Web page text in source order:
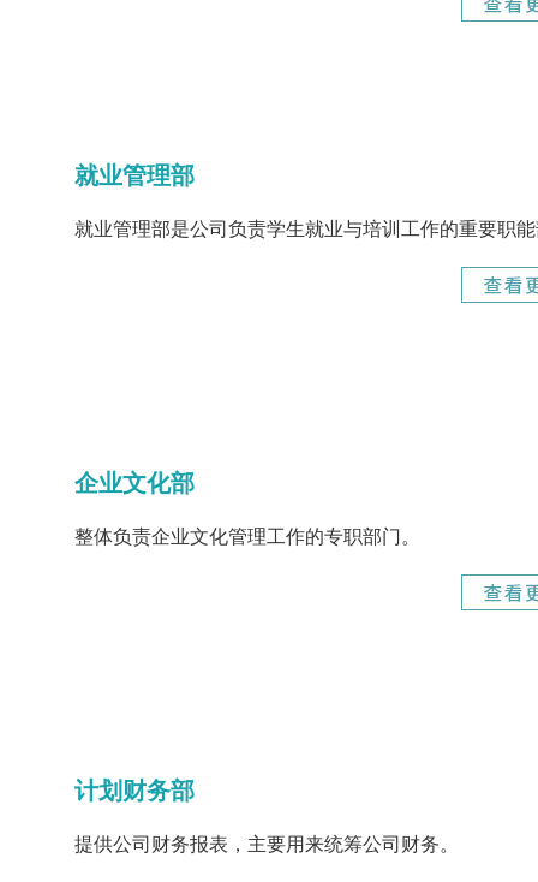
就业管理部
就业管理部是公司负责学生就业与培训工作的重要职
企业文化部
整体负责企业文化管理工作的专职部门。
计划财务部
提供公司财务报表，主要用来统筹公司财务。